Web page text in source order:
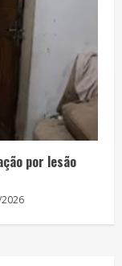
por lesão